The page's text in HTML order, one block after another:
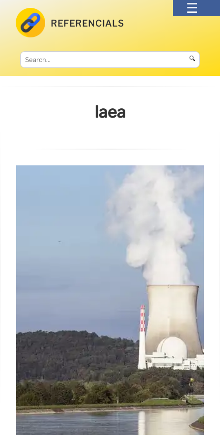
REFERENCIALS
🔍
Iaea